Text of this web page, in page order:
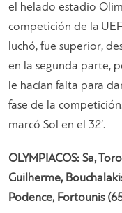
el helado estadio
competición de la
luchó, fue superior,
en la segunda parte,
le hacían falta para
fase de la
marcó Sol en el 32’.
OLYMPIACOS: Sa,
Guilherme,
Podence, Fortounis